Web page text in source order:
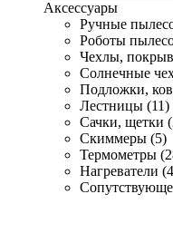
Аксессуары
Ручные
Роботы
Чехлы,
Солнечные
Подложки,
Лестницы (11)
Сачки, щетки
Скиммеры (5)
Термометры
Нагреватели